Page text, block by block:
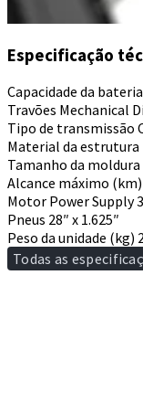
Especificação
Capacidade da
Travões Mechanical
Tipo de transmissão
Material da estrutura
Tamanho da
Alcance máximo (km)
Motor Power Supply
Pneus 28″ x 1.625″
Peso da unidade (kg)
Todas as